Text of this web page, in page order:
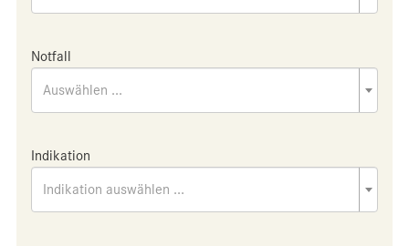
Notfall
Auswählen ...
Indikation
Indikation auswählen ...